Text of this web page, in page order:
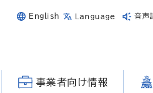
English Language 音声
事業者向け情報